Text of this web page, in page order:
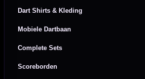
Dart Shirts & Kleding
Mobiele Dartbaan
Complete Sets
Scoreborden